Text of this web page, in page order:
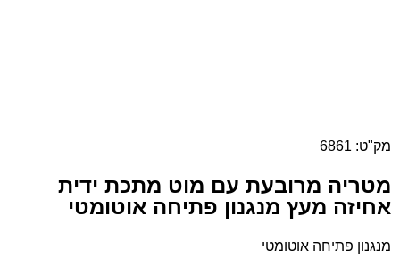
מק"ט: 6861
מטריה מרובעת עם מוט מתכת ידית
אחיזה מעץ מנגנון פתיחה אוטומטי
מנגנון פתיחה אוטומטי